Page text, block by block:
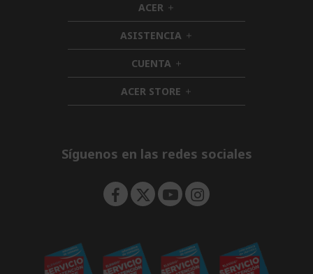
ACER h
i
d
d
e
n
ASISTENCIA h
i
d
e
n
CUENTA h
i
d
d
ACER STORE h
i
e
Síguenos en las redes sociales